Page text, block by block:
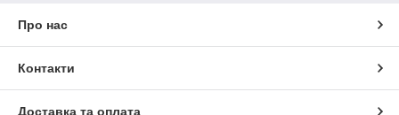
Про нас
Контакти
Доставка та оплата